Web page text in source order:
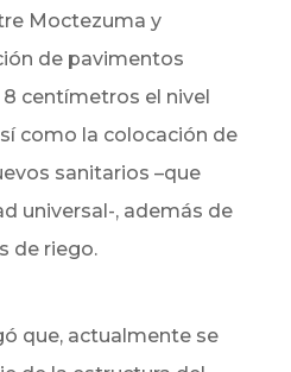
Moctezuma y
de pavimentos
centímetros el nivel
como la colocación de
sanitarios –que
universal-, además de
de riego.
que, actualmente se